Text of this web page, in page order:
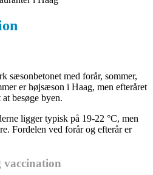
sæsonbetonet med forår, sommer,
er højsæson i Haag, men efteråret
besøge byen.
ligger typisk på 19-22 °C, men
Fordelen ved forår og efterår er
vaccination